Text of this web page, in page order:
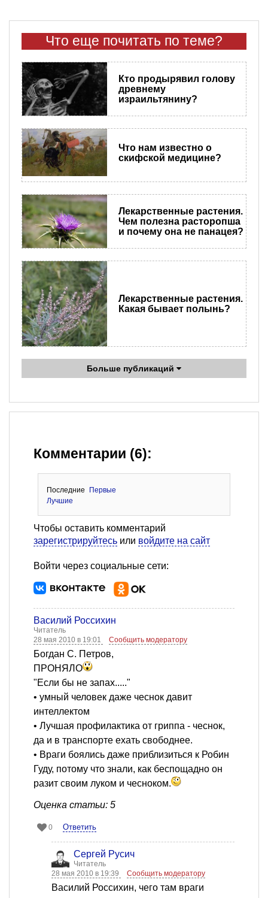
Что еще почитать по теме?
Кто продырявил голову
древнему
израильтянину?
Что нам известно о
скифской медицине?
Лекарственные растения.
Чем полезна расторопша
и почему она не панацея?
Лекарственные растения.
Какая бывает полынь?
Больше публикаций
Комментарии (6):
Последние
Первые
Лучшие
Чтобы оставить комментарий
зарегистрируйтесь или войдите на сайт
Войти через социальные сети:
Василий Россихин
Читатель
28 мая 2010 в 19:01
Сообщить модератору
Богдан С. Петров,
ПРОНЯЛО
"Если бы не запах....."
• умный человек даже чеснок давит
интеллектом
• Лучшая профилактика от гриппа - чеснок,
да и в транспорте ехать свободнее.
• Враги боялись даже приблизиться к Робин
Гуду, потому что знали, как беспощадно он
разит своим луком и чесноком.
Оценка статьи: 5
0 Ответить
Сергей Русич
Читатель
28 мая 2010 в 19:39
Сообщить модератору
Василий Россихин, чего там враги